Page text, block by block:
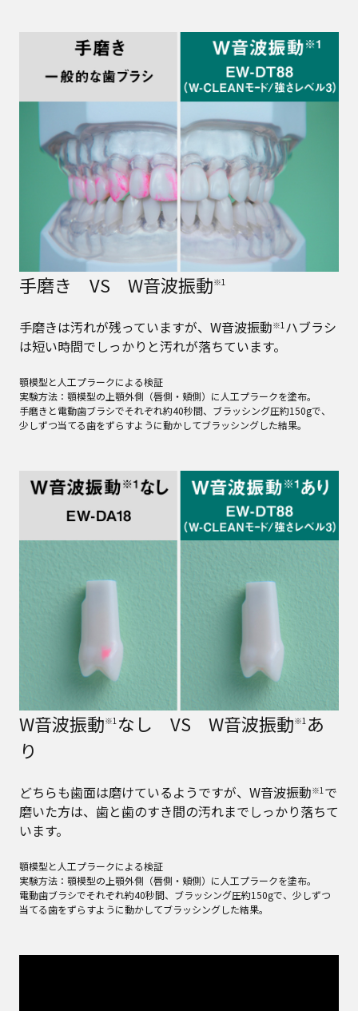
手磨き VS W音波振動※1
手磨きは汚れが残っていますが、W音波振動※1ハブラシ
は短い時間でしっかりと汚れが落ちています。
顎模型と人工プラークによる検証
実験方法：顎模型の上顎外側（唇側・頬側）に人工プラークを塗布。
手磨きと電動歯ブラシでそれぞれ約40秒間、ブラッシング圧約150gで、
少しずつ当てる歯をずらすように動かしてブラッシングした結果。
W音波振動※1 なし VS W音波振動※1 あ
り
どちらも歯面は磨けているようですが、W音波振動※1で
磨いた方は、歯と歯のすき間の汚れまでしっかり落ちて
います。
顎模型と人工プラークによる検証
実験方法：顎模型の上顎外側（唇側・頬側）に人工プラークを塗布。
電動歯ブラシでそれぞれ約40秒間、ブラッシング圧約150gで、少しずつ
当てる歯をずらすように動かしてブラッシングした結果。